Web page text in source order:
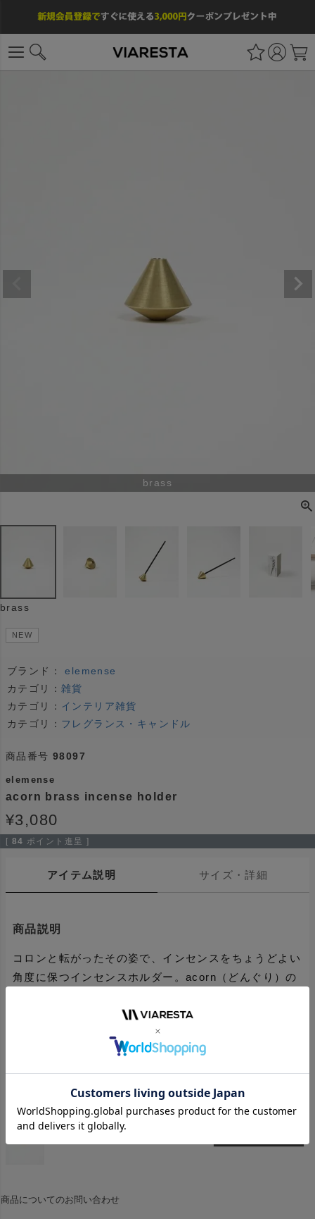
brass
brass
NEW
ブランド：
elemense
カテゴリ： 雑貨
カテゴリ： インテリア雑貨
カテゴリ： フレグランス・キャンドル
商品番号 98097
elemense
acorn brass incense holder
¥3,080
[ 84 ポイント進呈 ]
アイテム説明 サイズ・詳細
商品説明
コロンと転がったその姿で、インセンスをちょうどよい
角度に保つインセンスホルダー。acorn（どんぐり）の
ンと寝かせても、まっすぐ立てても。景色を変えて楽し
灰が落ちたその様子も美しいのです。灰の落ちた軌跡が
インしました。
灰の受け皿とのコーディネートも楽しそうです。
このホルダーは、真鍮の丸棒から削り出して製造してい
いが光ります。細かく無数に入った螺旋状の線が、職人
ONE SIZE
商品についてのお問い合わせ